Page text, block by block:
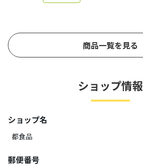
商品一覧を見る
ショップ情報
ショップ名
都食品
郵便番号